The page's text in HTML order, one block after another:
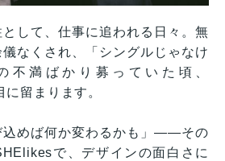
して、仕事に追われる日々。無
なくされ、「シングルじゃなけ
不満ばかり募っていた頃、
留まります。
込めば何か変わるかも」——その
で、デザインの面白さに